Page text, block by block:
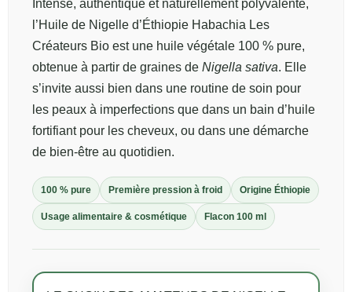
Intense, authentique et naturellement polyvalente,
l’Huile de Nigelle d’Éthiopie Habachia Les
Créateurs Bio est une huile végétale 100 % pure,
obtenue à partir de graines de Nigella sativa. Elle
s’invite aussi bien dans une routine de soin pour
les peaux à imperfections que dans un bain d’huile
fortifiant pour les cheveux, ou dans une démarche
de bien-être au quotidien.
100 % pure Première pression à froid Origine Éthiopie
Usage alimentaire & cosmétique Flacon 100 ml